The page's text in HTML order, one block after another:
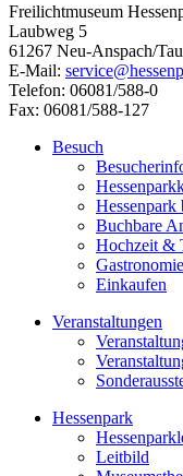
Freilichtmuseum
Laubweg 5
61267 Neu-Anspach/
E-Mail:
Telefon: 06081/588-0
Fax: 06081/588-127
Besuch
Hessenpark
Buchbare
Hochzeit &
Gastronomie
Einkaufen
Veranstaltungen
Hessenpark
Leitbild